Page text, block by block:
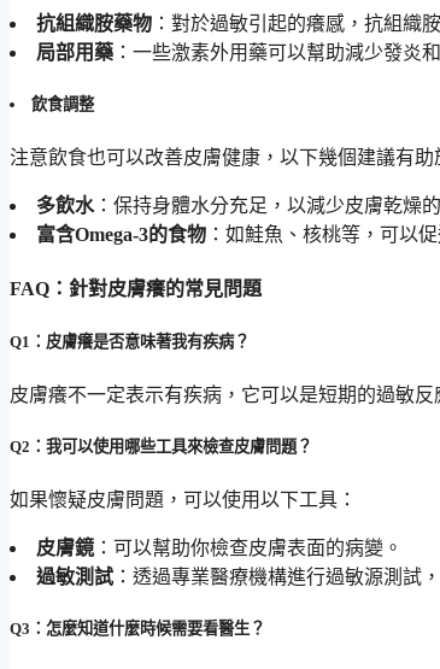
抗組織胺藥物 ：對於過敏引起的癢感，抗組織
局部用藥 ：一些激素外用藥可以幫助減少發炎
飲食調整
注意飲食也可以改善皮膚健康，以下幾個建議有助
多飲水：保持身體水分充足，以減少皮膚乾燥
富含Omega-3的食物 ：如鮭魚、核桃等，可以
FAQ：針對皮膚癢的常見問題
Q1：皮膚癢是否意味著我有疾病？
皮膚癢不一定表示有疾病，它可以是短期的過敏
Q2：我可以使用哪些工具來檢查皮膚問題？
如果懷疑皮膚問題，可以使用以下工具：
皮膚鏡 ：可以幫助你檢查皮膚表面的病變。
過敏測試 ：透過專業醫療機構進行過敏源測試
Q3：怎麼知道什麼時候需要看醫生？